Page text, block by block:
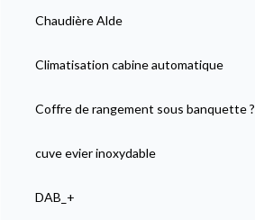
Chaudière Alde
Climatisation cabine automatique
Coffre de rangement sous banquette ?
cuve evier inoxydable
DAB_+